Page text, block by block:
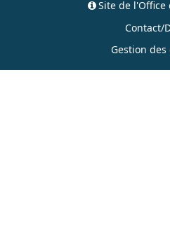
Site de l'Office
Contact/
Gestion des